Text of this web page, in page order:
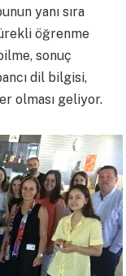
yanı sıra
öğrenme
sonuç
dil bilgisi,
olması geliyor.